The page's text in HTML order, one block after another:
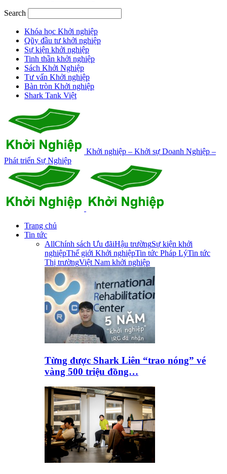
Search
Khóa học Khởi nghiệp
Qũy đầu tư khởi nghiệp
Sự kiện khởi nghiệp
Tinh thần khởi nghiệp
Sách Khởi Nghiệp
Tư vấn Khởi nghiệp
Bàn tròn Khởi nghiệp
Shark Tank Việt
Khởi nghiệp – Khởi sự Doanh Nghiệp –
Phát triển Sự Nghiệp
Trang chủ
Tin tức
AllChính sách Ưu đãiHậu trườngSự kiện khởi
nghiệpThế giới Khởi nghiệpTin tức Pháp LýTin tức
Thị trườngViệt Nam khởi nghiệp
Từng được Shark Liên “trao nóng” vé
vàng 500 triệu đồng…